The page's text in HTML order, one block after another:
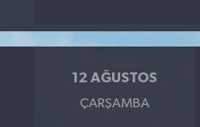
12 AĞUSTOS
ÇARŞAMBA